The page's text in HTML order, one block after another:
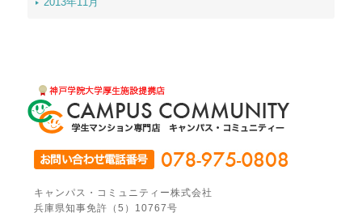
キャンパス・コミュニティー株式会社
兵庫県知事免許（5）10767号